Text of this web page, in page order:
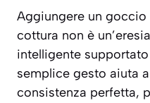
Aggiungere un goccio
cottura non è
intelligente
semplice gesto aiuta
consistenza perfetta,